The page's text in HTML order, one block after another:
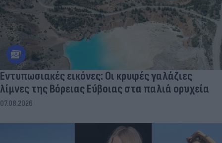
Εντυπωσιακές εικόνες: Οι κρυφές γαλάζιες
λίμνες της Βόρειας Εύβοιας στα παλιά ορυχεία
07.08.2026